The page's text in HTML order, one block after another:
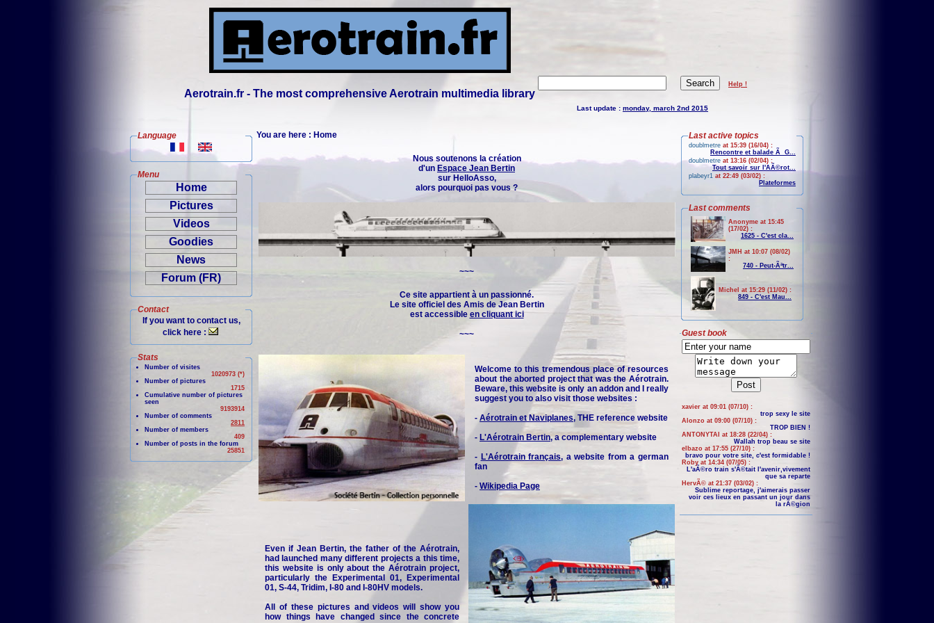
Aerotrain.fr - The most comprehensive Aerotrain multimedia library
Help !
Last update : monday, march 2nd 2015
Language
Menu
Home
Pictures
Videos
Goodies
News
Forum (FR)
Contact
If you want to contact us,
click here :
Stats
Number of visites
1020973 (*)
Number of pictures
1715
Cumulative number of pictures
seen
9193914
Number of comments
2811
Number of members
409
Number of posts in the forum
25851
You are here : Home
Nous soutenons la création
d'un Espace Jean Bertin
sur HelloAsso,
alors pourquoi pas vous ?
~~~
Ce site appartient à un passionné.
Le site officiel des Amis de Jean Bertin
est accessible en cliquant ici
~~~
Welcome to this tremendous place of resources
about the aborted project that was the Aérotrain.
Beware, this website is only an addon and I really
suggest you to also visit those websites :
- Aérotrain et Naviplanes, THE reference website
- L'Aérotrain Bertin, a complementary website
- L'Aérotrain français, a website from a german
fan
- Wikipedia Page
Even if Jean Bertin, the father of the Aérotrain,
had launched many different projects a this time,
this website is only about the Aérotrain project,
particularly the Experimental 01, Experimental
01, S-44, Tridim, I-80 and I-80HV models.
All of these pictures and videos will show you
how things have changed since the concrete
Last active topics
doublmetre at 15:39 (16/04) :
Rencontre et balade Ã G...
doublmetre at 13:16 (02/04) :
Tout savoir sur l'AÃ©rot...
plabeyr1 at 22:49 (03/02) :
Plateformes
Last comments
Anonyme at 15:45
(17/02) :
1625 - C'est cla...
JMH at 10:07 (08/02)
:
740 - Peut-Ãªtr...
Michel at 15:29 (11/02) :
849 - C'est Mau...
Guest book
xavier at 09:01 (07/10) :
trop sexy le site
Alonzo at 09:00 (07/10) :
TROP BIEN !
ANTONYTAI at 18:28 (22/04) :
Wallah trop beau se site
elbazo at 17:55 (27/10) :
bravo pour votre site, c'est formidable !
Roby at 14:34 (07/05) :
L'aÃ©ro train s'Ã©tait l'avenir,vivement
que sa reparte
HervÃ© at 21:37 (03/02) :
Sublime reportage, j'aimerais passer
voir ces lieux en passant un jour dans
la rÃ©gion